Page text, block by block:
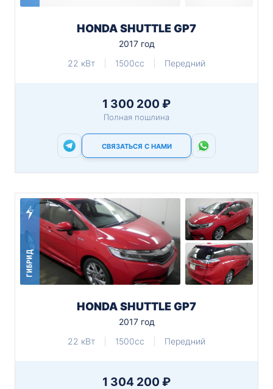
HONDA SHUTTLE GP7
2017 год
22 кВт
1500cc Передний
1 300 200 ₽
Полная пошлина
СВЯЗАТЬСЯ С НАМИ
ГИБРИД
HONDA SHUTTLE GP7
2017 год
22 кВт
1500cc Передний
1 304 200 ₽